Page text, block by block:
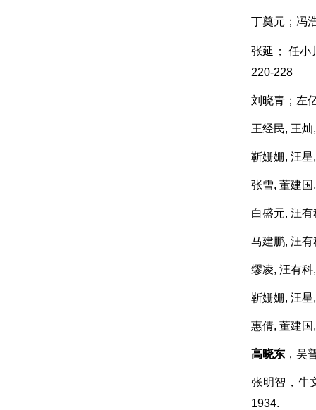
丁奠元；冯
张延； 任小
220-228
刘晓青；左
王经民, 王
靳姗姗, 汪
张雪, 董建
白盛元, 汪
马建鹏, 汪
缪凌, 汪有
靳姗姗, 汪
惠倩, 董建
高晓东 ，吴
张明智，牛
1934.